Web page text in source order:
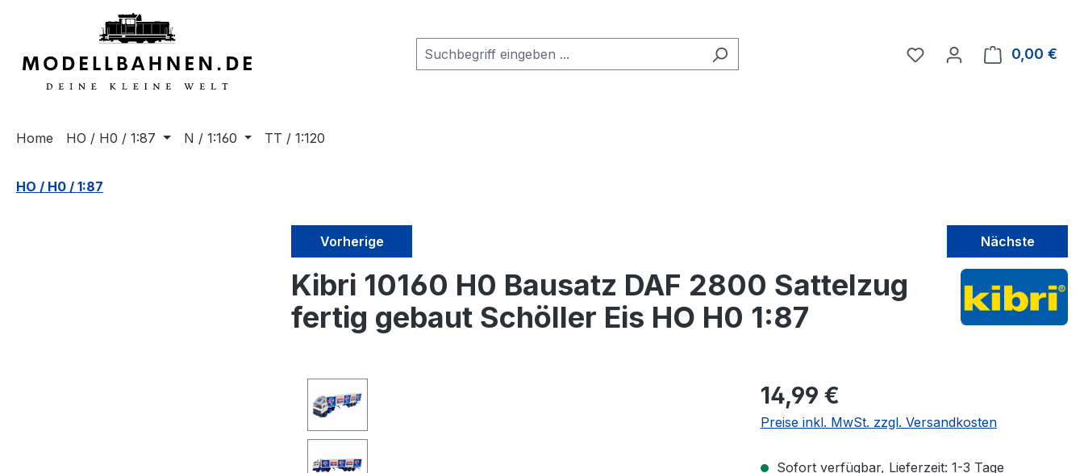
Zur Hauptnavigation springen
0,00 €
Home HO / H0 / 1:87 N / 1:160 TT / 1:120
HO / H0 / 1:87
Vorherige Nächste
Kibri 10160 H0 Bausatz DAF 2800 Sattelzug
fertig gebaut Schöller Eis HO H0 1:87
14,99 €
Preise inkl. MwSt. zzgl. Versandkosten
Sofort verfügbar, Lieferzeit: 1-3 Tage